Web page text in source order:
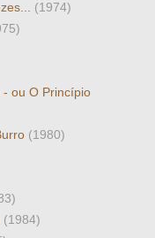
(1974)
- ou O Princípio
(1980)
(1984)